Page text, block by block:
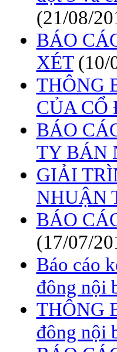
(21/08/
BÁO
XÉT (10/
THÔNG
CỦA CỔ
BÁO
TY BÁN
GIẢI
NHUẬN
BÁO
(17/07/
Báo cáo
đông nội
THÔNG
đông nội